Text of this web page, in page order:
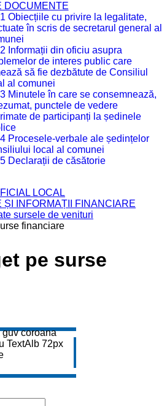
DOCUMENTE
Obiecțiile cu privire la legalitate,
în scris de secretarul general al
Informații din oficiu asupra
de interes public care
să fie dezbătute de Consiliul
al comunei
Minutele în care se consemnează,
punctele de vedere
de participanți la ședinele
Procesele-verbale ale ședințelor
local al comunei
Declarații de căsătorie
LOCAL
ȘI INFORMAȚII FINANCIARE
sursele de venituri
financiare
pe surse